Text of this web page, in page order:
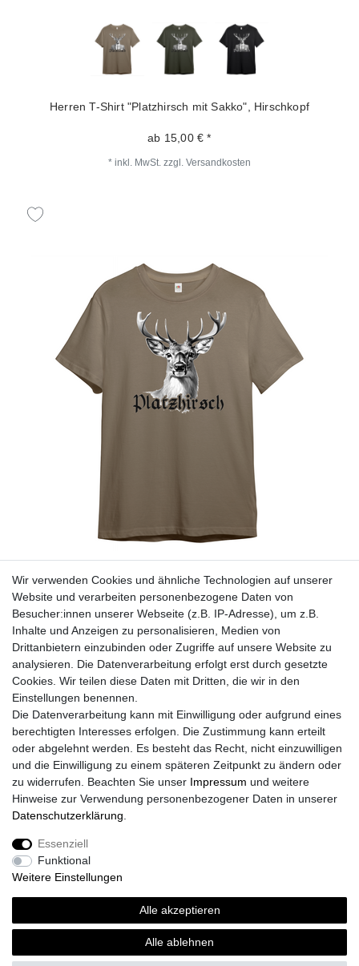
Herren T-Shirt "Platzhirsch mit Sakko", Hirschkopf
ab 15,00 € *
inkl. MwSt.zzgl.Versandkosten
inkl. MwSt. zzgl.Versandkosten
Wir verwenden Cookies und ähnliche Technologien auf unserer
Website und verarbeiten personenbezogene Daten von
Besucher:innen unserer Webseite (z.B. IP-Adresse), um z.B.
Inhalte und Anzeigen zu personalisieren, Medien von
Drittanbietern einzubinden oder Zugriffe auf unsere Website zu
analysieren. Die Datenverarbeitung erfolgt erst durch gesetzte
Cookies. Wir teilen diese Daten mit Dritten, die wir in den
Einstellungen benennen.
Die Datenverarbeitung kann mit Einwilligung oder aufgrund eines
berechtigten Interesses erfolgen. Die Zustimmung kann erteilt
oder abgelehnt werden. Es besteht das Recht, nicht einzuwilligen
und die Einwilligung zu einem späteren Zeitpunkt zu ändern oder
zu widerrufen. Beachten Sie unser Impressum und weitere
Hinweise zur Verwendung personenbezogener Daten in unserer
Daten­schutz­erklärung
Essenziell
Funktional
Weitere Einstellungen
Alle akzeptieren
Alle ablehnen